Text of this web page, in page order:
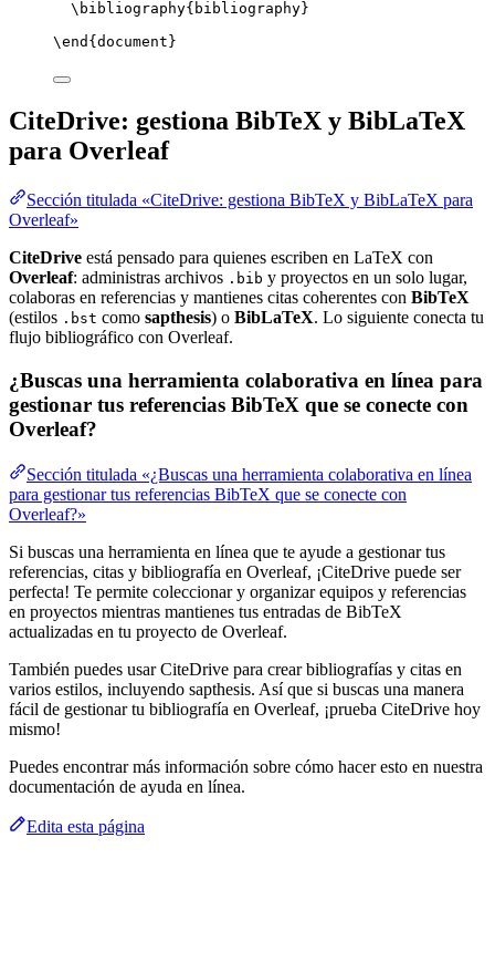
\bibliography{bibliography}
\end { document }
CiteDrive: gestiona BibTeX y BibLaTeX
para Overleaf
Sección titulada «CiteDrive: gestiona BibTeX y BibLaTeX para
Overleaf»
CiteDrive está pensado para quienes escriben en LaTeX con
Overleaf: administras archivos .bib y proyectos en un solo lugar,
colaboras en referencias y mantienes citas coherentes con BibTeX
(estilos .bst como sapthesis) o BibLaTeX. Lo siguiente conecta tu
flujo bibliográfico con Overleaf.
¿Buscas una herramienta colaborativa en línea para
gestionar tus referencias BibTeX que se conecte con
Overleaf?
Sección titulada «¿Buscas una herramienta colaborativa en línea
para gestionar tus referencias BibTeX que se conecte con
Overleaf?»
Si buscas una herramienta en línea que te ayude a gestionar tus
referencias, citas y bibliografía en Overleaf, ¡CiteDrive puede ser
perfecta! Te permite coleccionar y organizar equipos y referencias
en proyectos mientras mantienes tus entradas de BibTeX
actualizadas en tu proyecto de Overleaf.
También puedes usar CiteDrive para crear bibliografías y citas en
varios estilos, incluyendo sapthesis. Así que si buscas una manera
fácil de gestionar tu bibliografía en Overleaf, ¡prueba CiteDrive hoy
mismo!
Puedes encontrar más información sobre cómo hacer esto en nuestra
documentación de ayuda en línea.
Edita esta página